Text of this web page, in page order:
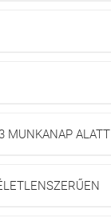
MUNKANAP ALATT